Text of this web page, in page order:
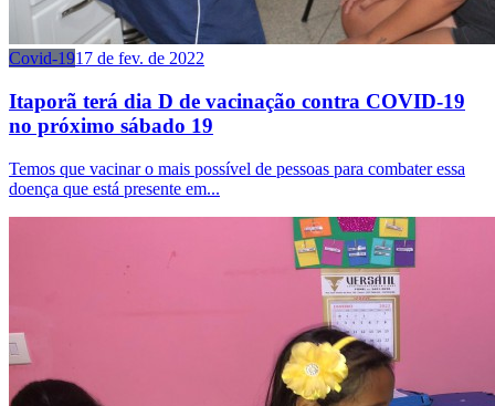
Covid-1917 de fev. de 2022
Itaporã terá dia D de vacinação contra COVID-19
no próximo sábado 19
Temos que vacinar o mais possível de pessoas para combater essa
doença que está presente em...